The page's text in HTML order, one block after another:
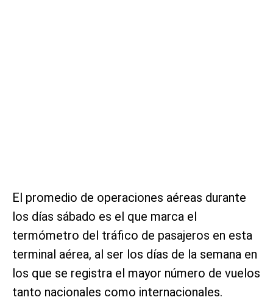
El promedio de operaciones aéreas durante
los días sábado es el que marca el
termómetro del tráfico de pasajeros en esta
terminal aérea, al ser los días de la semana en
los que se registra el mayor número de vuelos
tanto nacionales como internacionales.